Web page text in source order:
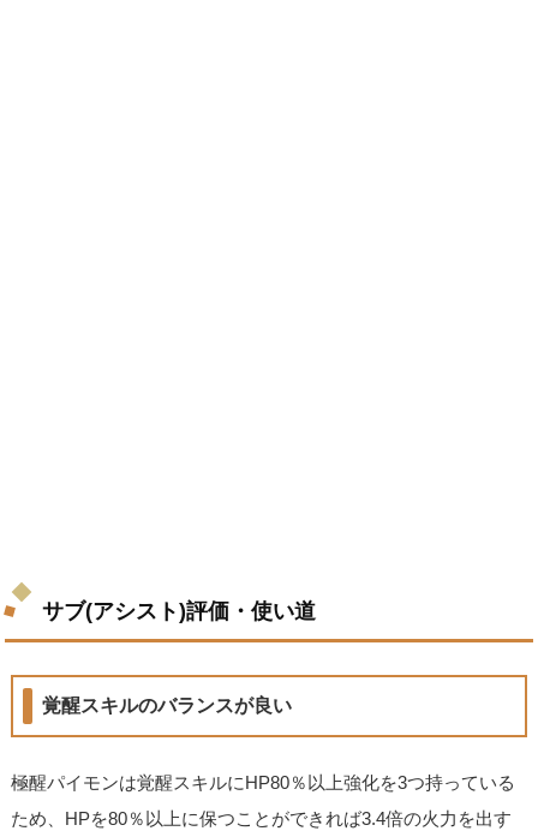
サブ(アシスト)評価・使い道
覚醒スキルのバランスが良い
極醒パイモンは覚醒スキルにHP80％以上強化を3つ持っている
ため、HPを80％以上に保つことができれば3.4倍の火力を出す